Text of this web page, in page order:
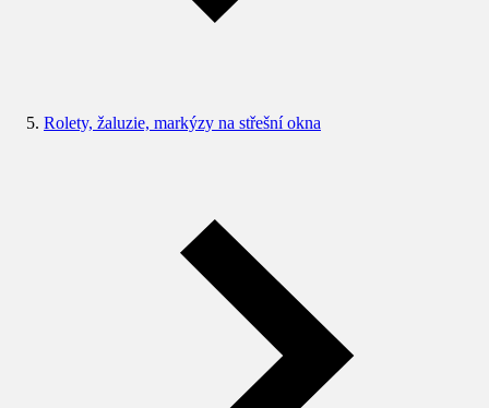
Rolety, žaluzie, markýzy na střešní okna